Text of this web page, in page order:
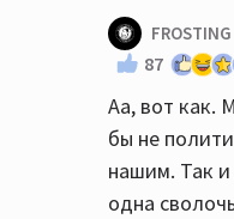
FROSTING
87
Аа, вот как.
бы не
нашим. Так
одна